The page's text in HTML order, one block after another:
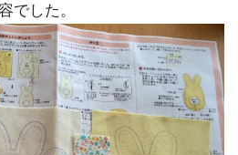
でした。